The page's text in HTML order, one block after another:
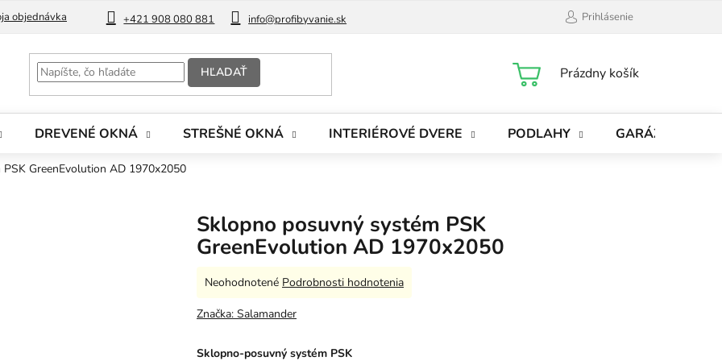
+421 908 080 881 info@profibyvanie.sk
objednávka Blog Prihlásenie
HĽADAŤ
NÁKUPNÝ
Prázdny košík
DREVENÉ OKNÁ STREŠNÉ OKNÁ INTERIÉROVÉ DVERE PODLAHY GARÁŽOVÉ
GreenEvolution AD 1970x2050
Sklopno posuvný systém PSK
GreenEvolution AD 1970x2050
Sklopno-posuvný systém PSK
Priemerné
produktu
Neohodnotené Podrobnosti hodnotenia
Značka: Salamander